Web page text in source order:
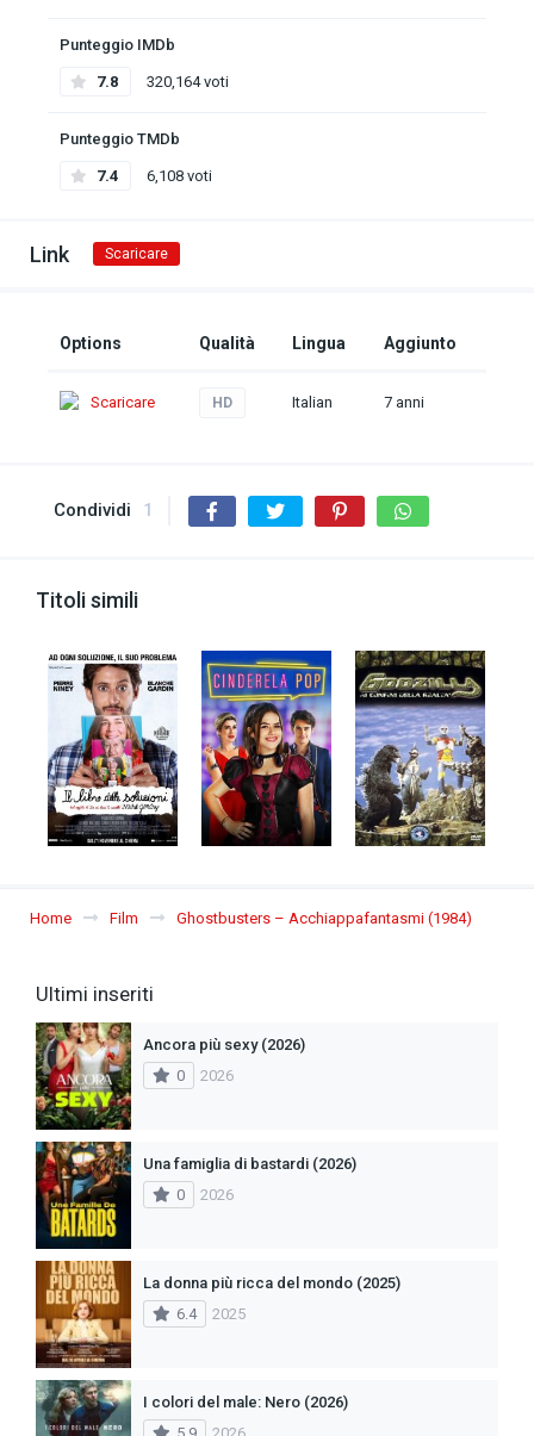
Punteggio IMDb
7.8 320,164 voti
Punteggio TMDb
7.4 6,108 voti
Link Scaricare
Options Qualità Lingua Aggiunto
Scaricare HD Italian 7 anni
Condividi 1
Titoli simili
Home Film Ghostbusters – Acchiappafantasmi (1984)
Ultimi inseriti
Ancora più sexy (2026)
0
2026
Una famiglia di bastardi (2026)
0
2026
La donna più ricca del mondo (2025)
6.4
2025
I colori del male: Nero (2026)